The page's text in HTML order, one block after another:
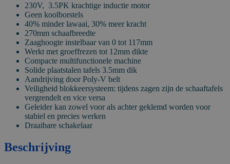
230V, 3.5PK krachtige inductie motor
Geen koolborstels
40% minder lawaai, 30% meer kracht
270mm schaafbreedte
Zaaghoogte instelbaar van 0 tot 117mm
Werkt met groeffrezen tot 12mm dikte
Compacte multifunctionele machine
Solide plaatstalen tafels 3.5mm dik
Aandrijving door Poly-V belt
Veiligheid blokkeersysteem: tijdens zagen zijn de schaaftafels
vergrendelt en vice versa
Geleider kan zowel voor als achter geklemd worden voor
stabiel en precies werken
Draaibare schakelaar
Beschrijving